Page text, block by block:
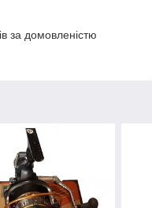
за домовленістю